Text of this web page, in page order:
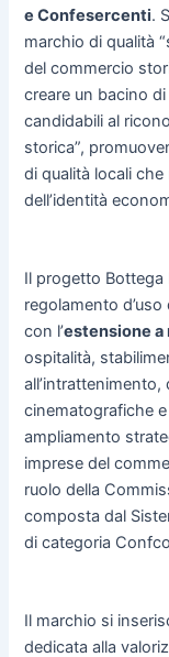
e Confesercenti.
marchio di qualità
del commercio
creare un bacino
candidabili al
storica”,
di qualità locali
dell’identità
Il progetto Bottega
regolamento
con l’estensione
ospitalità,
all’intrattenimento,
cinematografiche
ampliamento
imprese del
ruolo della
composta dal
di categoria
Il marchio si
dedicata alla